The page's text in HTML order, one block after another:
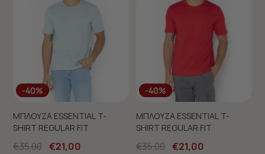
-40%
ΜΠΛΟΥΖΑ ESSENTIAL T-
SHIRT REGULAR FIT
€35,00 €21,00
-40%
ΜΠΛΟΥΖΑ ESSENTIAL T-
SHIRT REGULAR FIT
€35,00 €21,00